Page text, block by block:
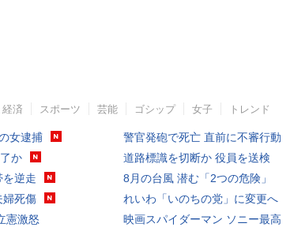
経済 スポーツ 芸能 ゴシップ 女子 トレンド
女逮捕
か
逆走
婦死傷
憲激怒
警官発砲で死亡 直前に不審行動
道路標識を切断か 役員を送検
8月の台風 潜む「2つの危険」
れいわ「いのちの党」に変更へ
映画スパイダーマン ソニー最高